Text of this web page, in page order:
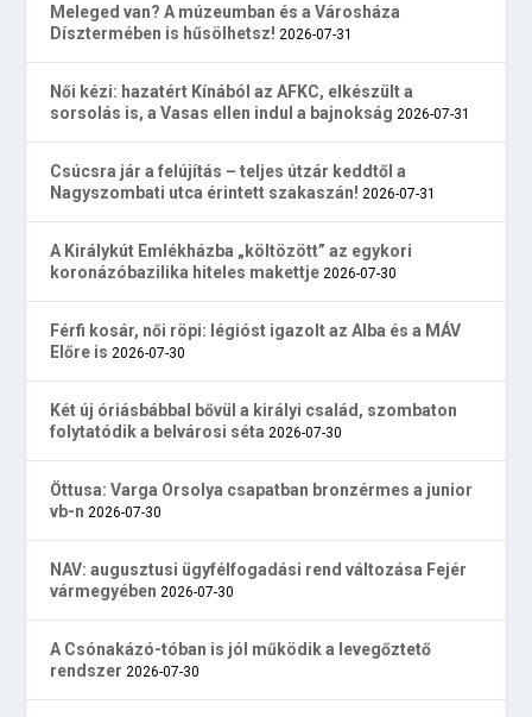
Meleged van? A múzeumban és a Városháza
Dísztermében is hűsölhetsz! 2026-07-31
Női kézi: hazatért Kínából az AFKC, elkészült a
sorsolás is, a Vasas ellen indul a bajnokság 2026-07-31
Csúcsra jár a felújítás – teljes útzár keddtől a
Nagyszombati utca érintett szakaszán! 2026-07-31
A Királykút Emlékházba „költözött” az egykori
koronázóbazilika hiteles makettje 2026-07-30
Férfi kosár, női röpi: légióst igazolt az Alba és a MÁV
Előre is 2026-07-30
Két új óriásbábbal bővül a királyi család, szombaton
folytatódik a belvárosi séta 2026-07-30
Öttusa: Varga Orsolya csapatban bronzérmes a junior
vb-n 2026-07-30
NAV: augusztusi ügyfélfogadási rend változása Fejér
vármegyében 2026-07-30
A Csónakázó-tóban is jól működik a levegőztető
rendszer 2026-07-30